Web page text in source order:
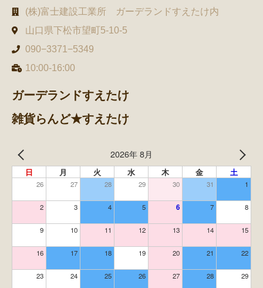
(株)富士建設工業所 ガーデランドすえたけ内
山口県下松市望町5-10-5
090−3371−5349
10:00-16:00
ガーデランドすえたけ
雑貨らんど★すえたけ
2026年 8月
日 月 火 水 木 金 土
26 27 28 29 30 31 1
2 3 4 5 6 7 8
9 10 11 12 13 14 15
16 17 18 19 20 21 22
23 24 25 26 27 28 29